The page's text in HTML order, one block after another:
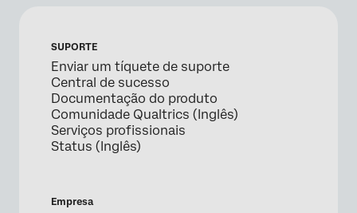
SUPORTE
Enviar um tíquete de suporte
Central de sucesso
Documentação do produto
Comunidade Qualtrics (Inglês)
Serviços profissionais
Status (Inglês)
Empresa